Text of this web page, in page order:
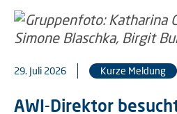
29. Juli 2026 Kurze Meldung
AWI-Direktor